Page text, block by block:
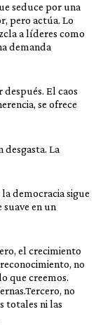
seduce por una
pero actúa. Lo
a líderes como
demanda
El caos
se ofrece
desgasta. La
democracia sigue
suave en un
el crecimiento
no
que creemos.
no
totales ni las